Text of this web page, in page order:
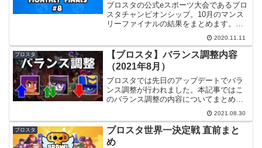
ブロスタの公式eスポーツ大会であるブロ
スタチャンピオンシップ。10月のマンス
リーファイナルの結果をまとめます。は
じめにブロスタチャンピオンシップ全体
の流れなどを確認したい場合は下記記事
をご参照ください。今回は、8回あるマン
スリーファイナル（...
2020.11.11
ブロスタ
【ブロスタ】バランス調整内容
（2021年8月）
ブロスタでは先日のアップデートでバラ
ンス調整が行われました。本記事ではこ
のバランス調整の内容についてまとめて
みたいと思います。また、バランス調整
の基準について公式から詳しく発表され
ていたので記事の後半で触れたいと思い
ます。シーズン8に関する...
2021.08.30
ブロスタ
ブロスタ世界一決定戦 直前まと
め